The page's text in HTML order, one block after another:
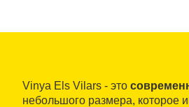
Vinya Els Vilars - это
небольшого размера, которое